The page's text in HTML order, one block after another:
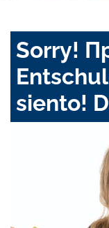
Sorry!
siento!